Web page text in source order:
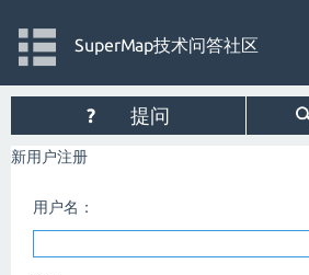
SuperMap技术问答社区
? 提问
新用户注册
用户名：